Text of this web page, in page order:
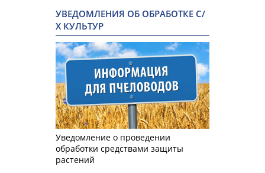
УВЕДОМЛЕНИЯ ОБ ОБРАБОТКЕ С/
Х КУЛЬТУР
Уведомление о проведении
обработки средствами защиты
растений